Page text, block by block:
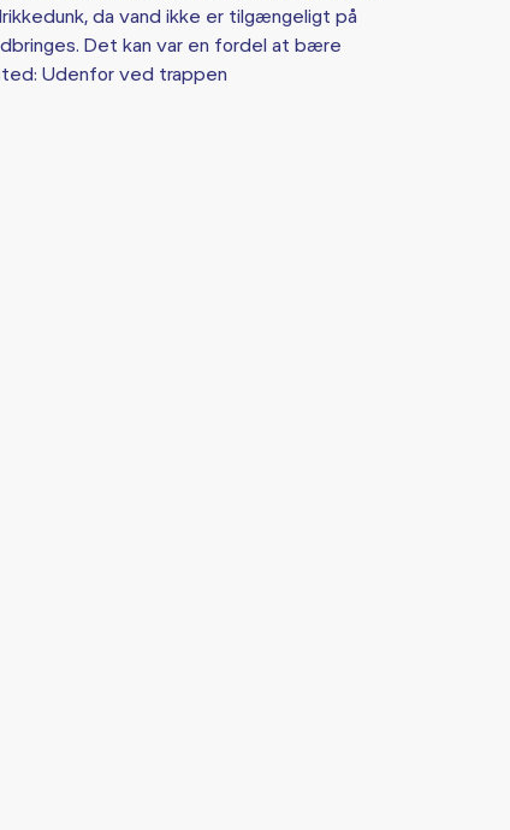
da vand ikke er tilgængeligt på
Det kan var en fordel at bære
Udenfor ved trappen